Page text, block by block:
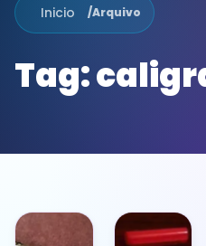
Inicio /Arquivo
Tag: